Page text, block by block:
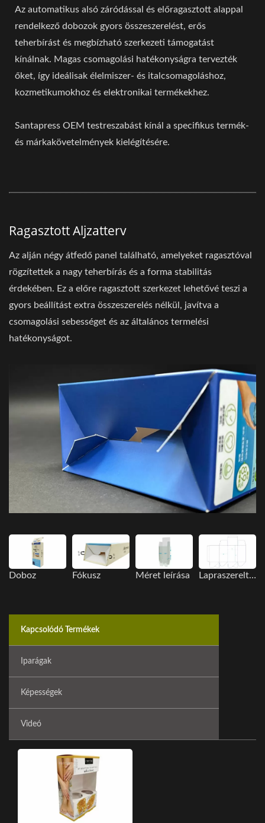
Az automatikus alsó záródással és előragasztott alappal
rendelkező dobozok gyors összeszerelést, erős
teherbírást és megbízható szerkezeti támogatást
kínálnak. Magas csomagolási hatékonyságra tervezték
őket, így ideálisak élelmiszer- és italcsomagoláshoz,
kozmetikumokhoz és elektronikai termékekhez.
Santapress OEM testreszabást kínál a specifikus termék-
és márkakövetelmények kielégítésére.
Ragasztott Aljzatterv
Az alján négy átfedő panel található, amelyeket ragasztóval
rögzítettek a nagy teherbírás és a forma stabilitás
érdekében. Ez a előre ragasztott szerkezet lehetővé teszi a
gyors beállítást extra összeszerelés nélkül, javítva a
csomagolási sebességet és az általános termelési
hatékonyságot.
Doboz Fókusz Méret leírása Lapraszerelt megjelenítési kép
Kapcsolódó Termékek
Iparágak
Képességek
Videó